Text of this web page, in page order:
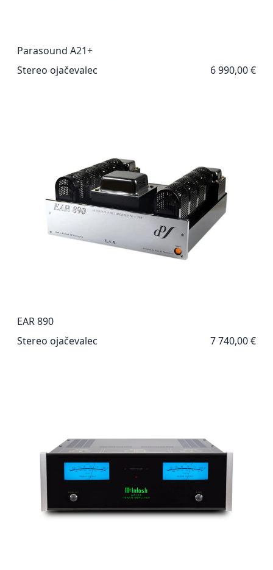
Parasound A21+
Stereo ojačevalec
6 990,00 €
EAR 890
Stereo ojačevalec
7 740,00 €